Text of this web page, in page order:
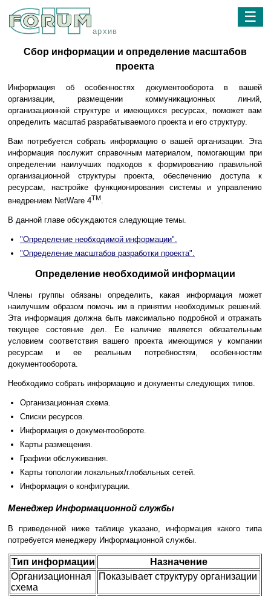
архив
☰
Сбор информации и определение масштабов
проекта
Информация об особенностях документооборота в вашей
организации, размещении коммуникационных линий,
организационной структуре и имеющихся ресурсах, поможет вам
определить масштаб разрабатываемого проекта и его структуру.
Вам потребуется собрать информацию о вашей организации. Эта
информация послужит справочным материалом, помогающим при
определении наилучших подходов к формированию правильной
организационной структуры проекта, обеспечению доступа к
ресурсам, настройке функционирования системы и управлению
внедрением NetWare 4TM.
В данной главе обсуждаются следующие темы.
"Определение необходимой информации".
"Определение масштабов разработки проекта".
Определение необходимой информации
Члены группы обязаны определить, какая информация может
наилучшим образом помочь им в принятии необходимых решений.
Эта информация должна быть максимально подробной и отражать
текущее состояние дел. Ее наличие является обязательным
условием соответствия вашего проекта имеющимся у компании
ресурсам и ее реальным потребностям, особенностям
документооборота.
Необходимо собрать информацию и документы следующих типов.
Организационная схема.
Списки ресурсов.
Информация о документообороте.
Карты размещения.
Графики обслуживания.
Карты топологии локальных/глобальных сетей.
Информация о конфигурации.
Менеджер Информационной службы
В приведенной ниже таблице указано, информация какого типа
потребуется менеджеру Информационной службы.
Тип информации
Назначение
Организационная
схема
Показывает структуру организации